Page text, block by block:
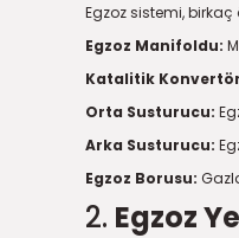
Egzoz sistemi,
Egzoz Manifoldu:
Katalitik
Orta Susturucu:
Arka Susturucu:
Egzoz Borusu:
2. Egzoz